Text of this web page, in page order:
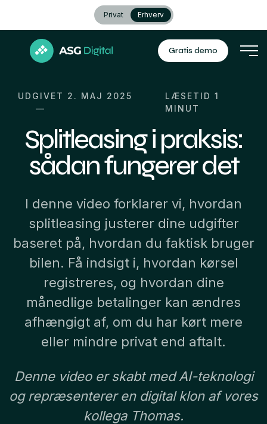
Privat Erhverv
Gratis demo
UDGIVET 2. MAJ 2025 LÆSETID 1
MINUT
Splitleasing i praksis:
sådan fungerer det
I denne video forklarer vi, hvordan
splitleasing justerer dine udgifter
baseret på, hvordan du faktisk bruger
bilen. Få indsigt i, hvordan kørsel
registreres, og hvordan dine
månedlige betalinger kan ændres
afhængigt af, om du har kørt mere
eller mindre privat end aftalt.
Denne video er skabt med AI-teknologi
og repræsenterer en digital klon af vores
kollega Thomas.